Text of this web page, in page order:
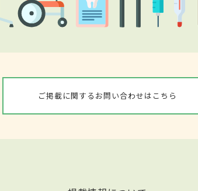
ご掲載に関するお問い合わせはこちら